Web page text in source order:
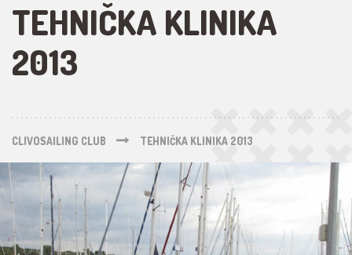
TEHNIČKA KLINIKA
2013
CLIVOSAILING CLUB TEHNIČKA KLINIKA 2013